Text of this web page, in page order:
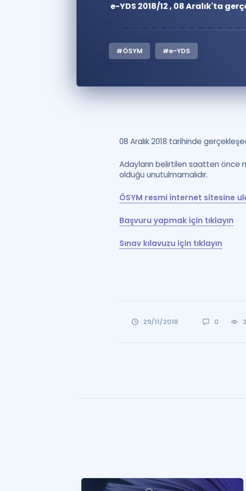
e-YDS 2018/12 , 08 Aralık'ta
#ÖSYM #e-YDS
08 Aralık 2018 tarihinde
Adayların belirtilen saatten önce
olduğu unutulmamalıdır.
ÖSYM resmi internet sitesine
Başvuru yapmak için tıklayın
Sınav kılavuzu için tıklayın
29/11/2018 0